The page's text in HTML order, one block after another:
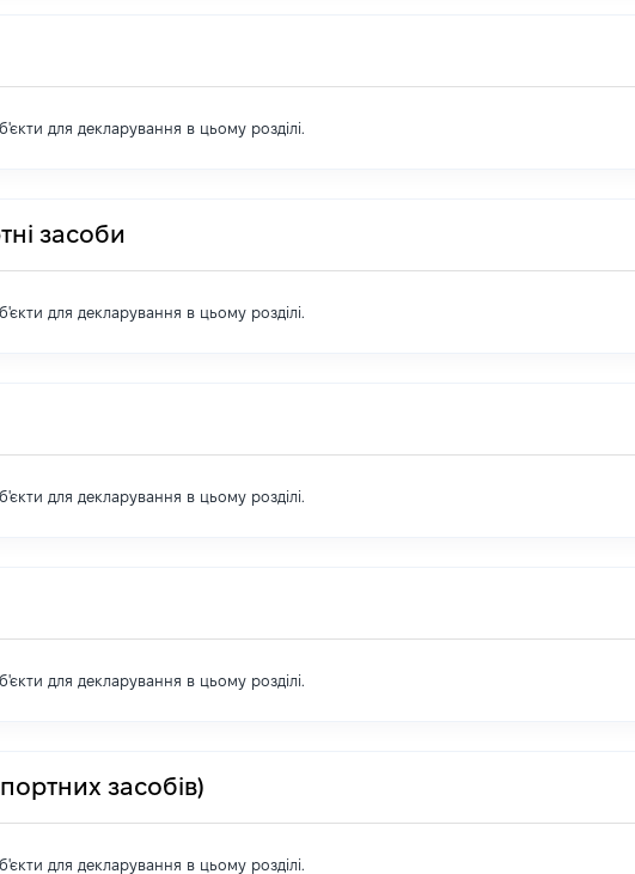
для декларування в цьому розділі.
засоби
для декларування в цьому розділі.
для декларування в цьому розділі.
для декларування в цьому розділі.
засобів)
для декларування в цьому розділі.